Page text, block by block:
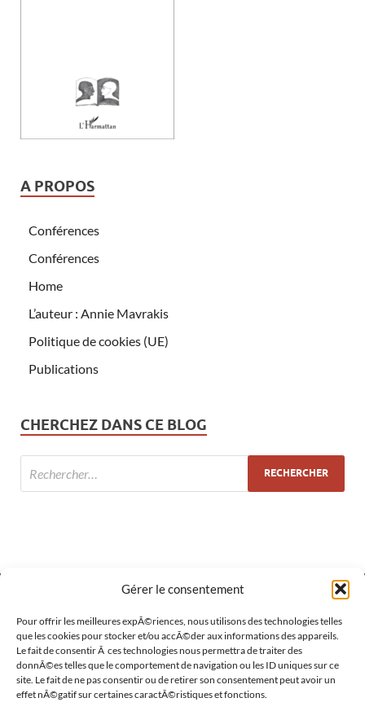
Gérer le consentement
Pour offrir les meilleures expÃ©riences, nous utilisons des technologies telles
que les cookies pour stocker et/ou accÃ©der aux informations des appareils.
Le fait de consentir Ã ces technologies nous permettra de traiter des
donnÃ©es telles que le comportement de navigation ou les ID uniques sur ce
site. Le fait de ne pas consentir ou de retirer son consentement peut avoir un
effet nÃ©gatif sur certaines caractÃ©ristiques et fonctions.
A PROPOS
Conférences
Conférences
Home
L’auteur : Annie Mavrakis
Politique de cookies (UE)
Publications
CHERCHEZ DANS CE BLOG
MÉTA
Connexion
Flux des publications